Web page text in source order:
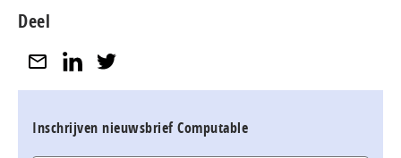
Deel
Inschrijven nieuwsbrief Computable